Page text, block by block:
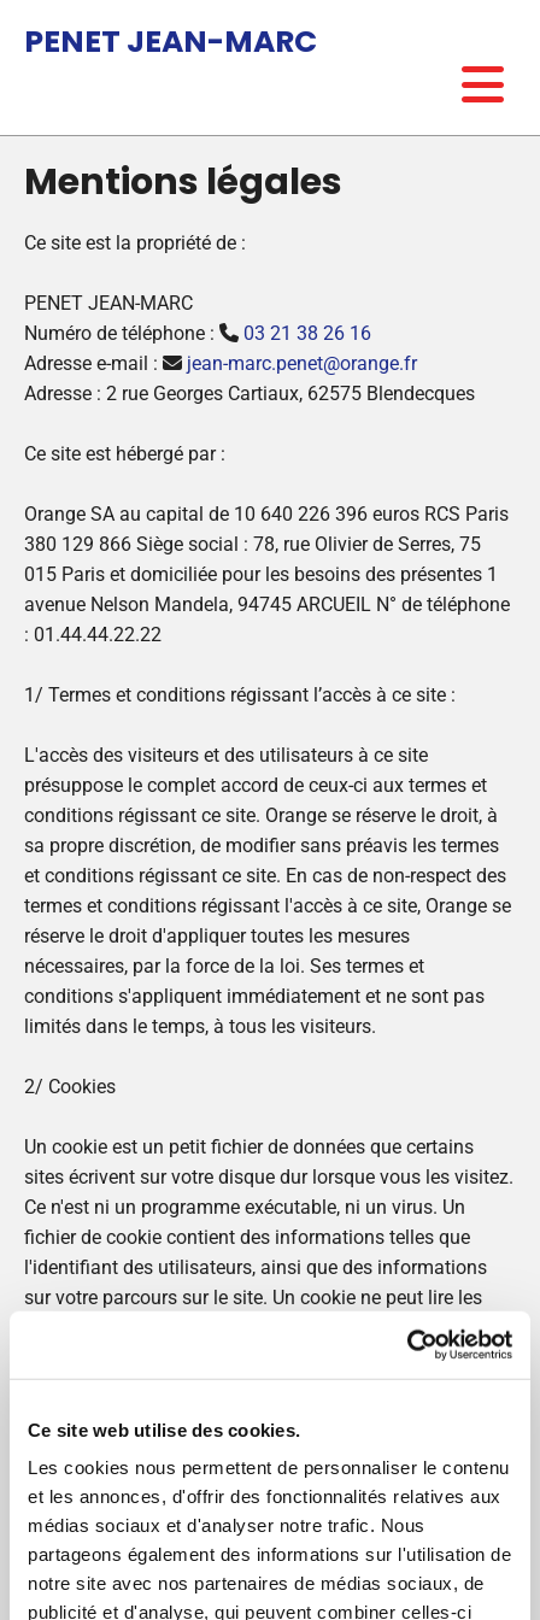
Ce site web utilise des cookies.
Les cookies nous permettent de personnaliser le contenu
et les annonces, d'offrir des fonctionnalités relatives aux
médias sociaux et d'analyser notre trafic. Nous
partageons également des informations sur l'utilisation de
notre site avec nos partenaires de médias sociaux, de
publicité et d'analyse, qui peuvent combiner celles-ci
PENET JEAN-MARC
Mentions légales
Ce site est la propriété de :
PENET JEAN-MARC
Numéro de téléphone :  03 21 38 26 16
Adresse e-mail :  jean-marc.penet@orange.fr
Adresse : 2 rue Georges Cartiaux, 62575 Blendecques
Ce site est hébergé par :
Orange SA au capital de 10 640 226 396 euros RCS Paris
380 129 866 Siège social : 78, rue Olivier de Serres, 75
015 Paris et domiciliée pour les besoins des présentes 1
avenue Nelson Mandela, 94745 ARCUEIL N° de téléphone
: 01.44.44.22.22
1/ Termes et conditions régissant l’accès à ce site :
L'accès des visiteurs et des utilisateurs à ce site
présuppose le complet accord de ceux-ci aux termes et
conditions régissant ce site. Orange se réserve le droit, à
sa propre discrétion, de modifier sans préavis les termes
et conditions régissant ce site. En cas de non-respect des
termes et conditions régissant l'accès à ce site, Orange se
réserve le droit d'appliquer toutes les mesures
nécessaires, par la force de la loi. Ses termes et
conditions s'appliquent immédiatement et ne sont pas
limités dans le temps, à tous les visiteurs.
2/ Cookies
Un cookie est un petit fichier de données que certains
sites écrivent sur votre disque dur lorsque vous les visitez.
Ce n'est ni un programme exécutable, ni un virus. Un
fichier de cookie contient des informations telles que
l'identifiant des utilisateurs, ainsi que des informations
sur votre parcours sur le site. Un cookie ne peut lire les
informations sur votre disque dur, ni lire les autres fichiers
de cookies créés par d'autres sites. Le site utilise les
cookies pour obtenir des informations sur le trafic généré
par le site. Nous sommes ainsi en mesure de déterminer
disposition sur ce site, ainsi que pour vérifier la pertinence
de notre schéma de navigation avec ses informations.
Orange ne fait pas de corrélation entre les cookies et les
informations personnelles que vous avez pu fournir, et ne
vend pas ces informations à une tierce-partie. Vous